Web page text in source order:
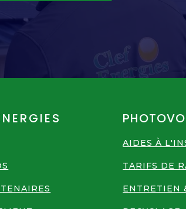
AIDES À
TARIFS DE
ENTRETIEN